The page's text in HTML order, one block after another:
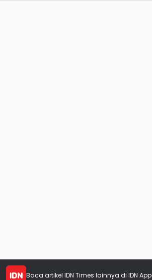
Baca artikel IDN Times lainnya di IDN App